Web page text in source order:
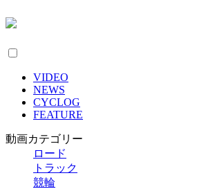
VIDEO
NEWS
CYCLOG
FEATURE
動画カテゴリー
ロード
トラック
競輪